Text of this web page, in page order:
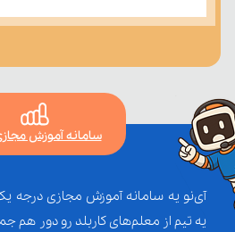
سامانه آموزش
آی‌نو یه سامانه آموزش مجازی درجه
یه تیم از معلم‌‌های کاربلد رو دور هم